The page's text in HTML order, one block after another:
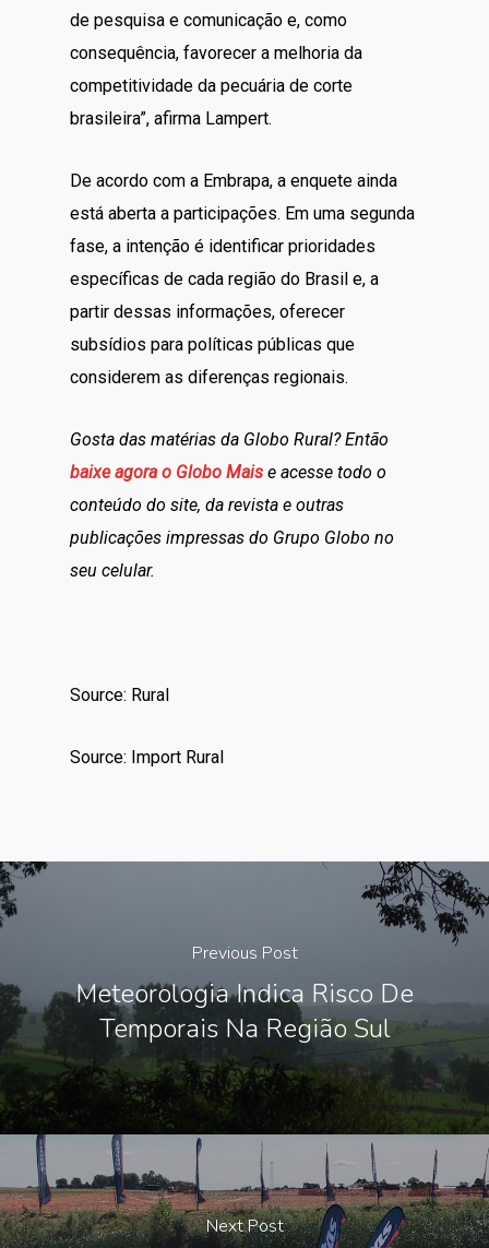
de pesquisa e comunicação e, como
consequência, favorecer a melhoria da
competitividade da pecuária de corte
brasileira”, afirma Lampert.
De acordo com a Embrapa, a enquete ainda
está aberta a participações. Em uma segunda
fase, a intenção é identificar prioridades
específicas de cada região do Brasil e, a
partir dessas informações, oferecer
subsídios para políticas públicas que
considerem as diferenças regionais.
Gosta das matérias da Globo Rural? Então
baixe agora o Globo Mais e acesse todo o
conteúdo do site, da revista e outras
publicações impressas do Grupo Globo no
seu celular.
Source: Rural
Source: Import Rural
Previous Post
Meteorologia Indica Risco De
Temporais Na Região Sul
Next Post